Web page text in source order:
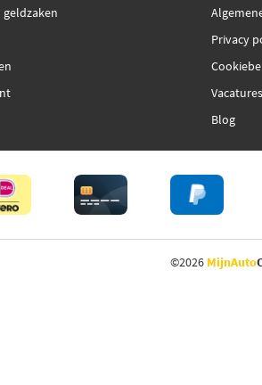
geldzaken
Privacy
Vacatures
Blog
©2026 MijnAuto